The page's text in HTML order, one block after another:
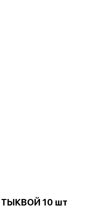
10 шт